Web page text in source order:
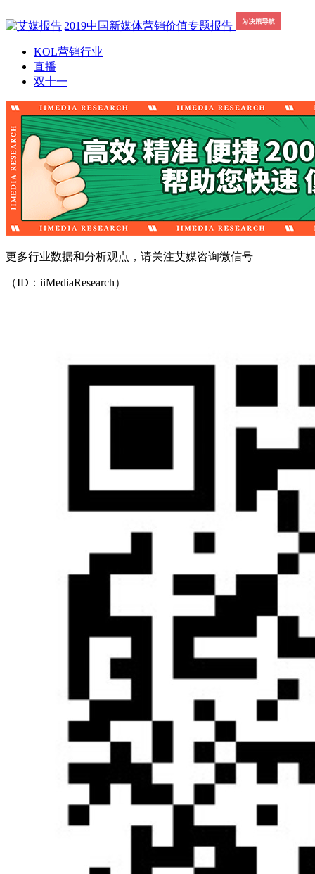
KOL营销行业
直播
双十一
更多行业数据和分析观点，请关注艾媒咨询微信号
（ID：iiMediaResearch）